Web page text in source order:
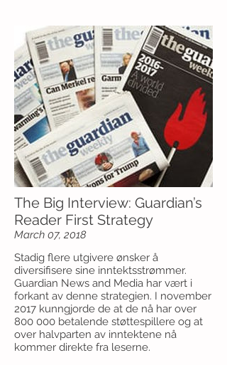
The Big Interview: Guardian’s
Reader First Strategy
March 07, 2018
Stadig flere utgivere ønsker å
diversifisere sine inntektsstrømmer.
Guardian News and Media har vært i
forkant av denne strategien. I november
2017 kunngjorde de at de nå har over
800 000 betalende støttespillere og at
over halvparten av inntektene nå
kommer direkte fra leserne.